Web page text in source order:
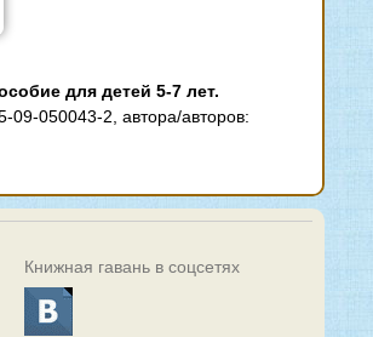
для детей 5-7 лет.
09-050043-2, автора/авторов:
Книжная гавань в соцсетях